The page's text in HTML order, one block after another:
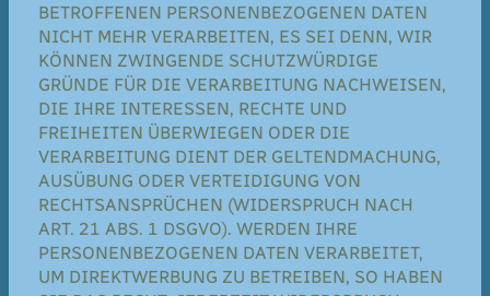
BETROFFENEN PERSONENBEZOGENEN DATEN
NICHT MEHR VERARBEITEN, ES SEI DENN, WIR
KÖNNEN ZWINGENDE SCHUTZWÜRDIGE
GRÜNDE FÜR DIE VERARBEITUNG NACHWEISEN,
DIE IHRE INTERESSEN, RECHTE UND
FREIHEITEN ÜBERWIEGEN ODER DIE
VERARBEITUNG DIENT DER GELTENDMACHUNG,
AUSÜBUNG ODER VERTEIDIGUNG VON
RECHTSANSPRÜCHEN (WIDERSPRUCH NACH
ART. 21 ABS. 1 DSGVO). WERDEN IHRE
PERSONENBEZOGENEN DATEN VERARBEITET,
UM DIREKTWERBUNG ZU BETREIBEN, SO HABEN